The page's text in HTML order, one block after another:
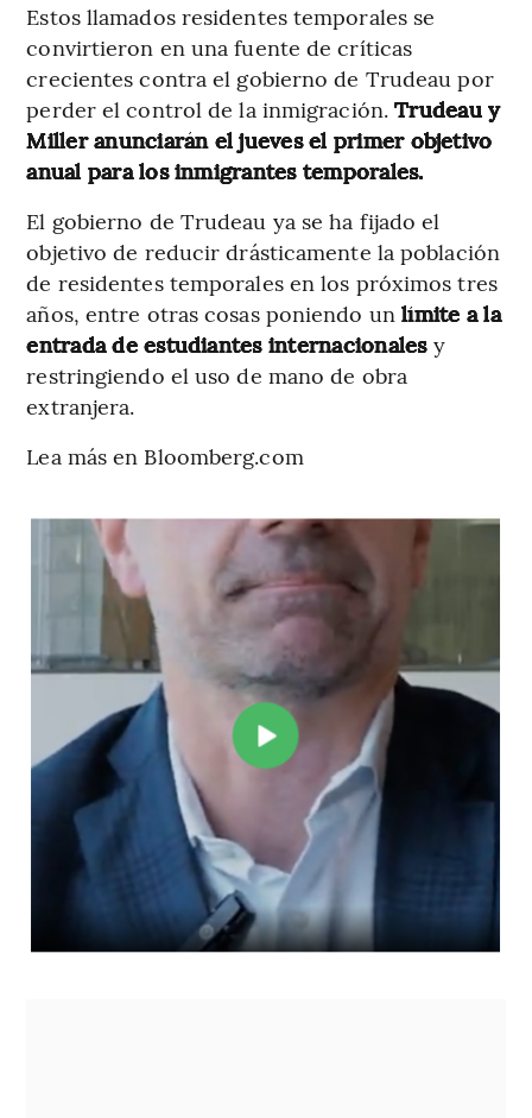
Estos llamados residentes temporales se
convirtieron en una fuente de críticas
crecientes contra el gobierno de Trudeau por
perder el control de la inmigración. Trudeau y
Miller anunciarán el jueves el primer objetivo
anual para los inmigrantes temporales.
El gobierno de Trudeau ya se ha fijado el
objetivo de reducir drásticamente la población
de residentes temporales en los próximos tres
años, entre otras cosas poniendo unlímite a la
entrada de estudiantes internacionales y
restringiendo el uso de mano de obra
extranjera.
Lea más en Bloomberg.com